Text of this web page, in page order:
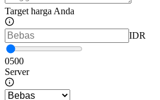
Target harga Anda
IDR
0500
Server